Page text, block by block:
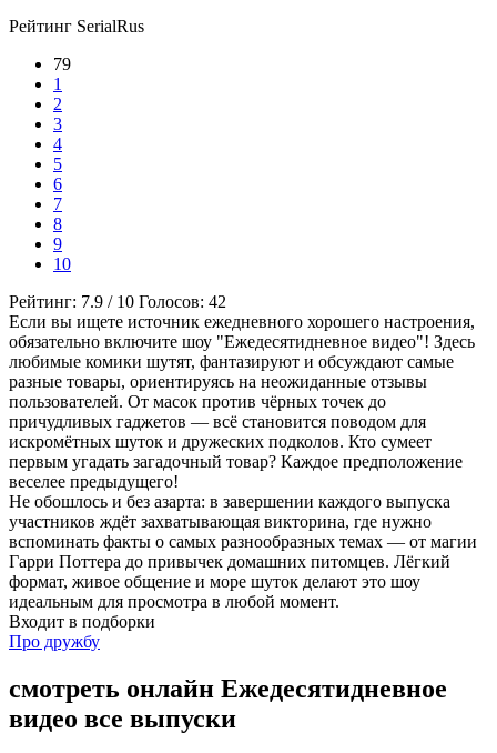
Рейтинг SerialRus
79
1
2
3
4
5
6
7
8
9
10
Рейтинг: 7.9 / 10 Голосов: 42
Если вы ищете источник ежедневного хорошего настроения,
обязательно включите шоу "Ежедесятидневное видео"! Здесь
любимые комики шутят, фантазируют и обсуждают самые
разные товары, ориентируясь на неожиданные отзывы
пользователей. От масок против чёрных точек до
причудливых гаджетов — всё становится поводом для
искромётных шуток и дружеских подколов. Кто сумеет
первым угадать загадочный товар? Каждое предположение
веселее предыдущего!
Не обошлось и без азарта: в завершении каждого выпуска
участников ждёт захватывающая викторина, где нужно
вспоминать факты о самых разнообразных темах — от магии
Гарри Поттера до привычек домашних питомцев. Лёгкий
формат, живое общение и море шуток делают это шоу
идеальным для просмотра в любой момент.
Входит в подборки
Про дружбу
смотреть онлайн Ежедесятидневное
видео все выпуски